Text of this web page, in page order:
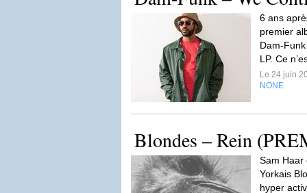
6 ans
premier
Dam-
LP. Ce
Le 24 juin
NONE
Blondes – Rein
Sam Haar
Yorkais
hyper